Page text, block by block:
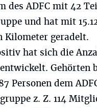
des ADFC mit 42
und hat mit
Kilometer geradelt.
hat sich die
Gehörten
Personen dem
z. Z. 114